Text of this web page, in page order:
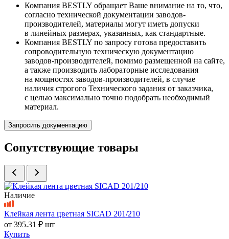
Компания BESTLY обращает Ваше внимание на то, что,
согласно технической документации заводов-
производителей, материалы могут иметь допуски
в линейных размерах, указанных, как стандартные.
Компания BESTLY по запросу готова предоставить
сопроводительную техническую документацию
заводов-производителей, помимо размещенной на сайте,
а также производить лабораторные исследования
на мощностях заводов-производителей, в случае
наличия строгого Технического задания от заказчика,
с целью максимально точно подобрать необходимый
материал.
Запросить документацию
Сопутствующие товары
Наличие
Клейкая лента цветная SICAD 201/210
от 395.31 ₽ шт
Купить